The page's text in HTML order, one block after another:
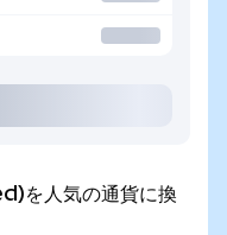
人気の通貨に換